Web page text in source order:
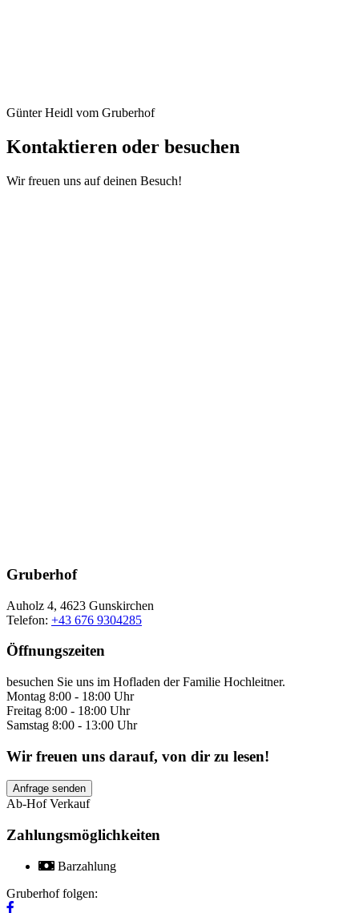
Günter Heidl vom Gruberhof
Kontaktieren oder besuchen
Wir freuen uns auf deinen Besuch!
Gruberhof
Auholz 4, 4623 Gunskirchen
Telefon: +43 676 9304285
Öffnungszeiten
besuchen Sie uns im Hofladen der Familie Hochleitner.
Montag 8:00 - 18:00 Uhr
Freitag 8:00 - 18:00 Uhr
Samstag 8:00 - 13:00 Uhr
Wir freuen uns darauf, von dir zu lesen!
Anfrage senden
Ab-Hof Verkauf
Zahlungsmöglichkeiten
Barzahlung
Gruberhof folgen: